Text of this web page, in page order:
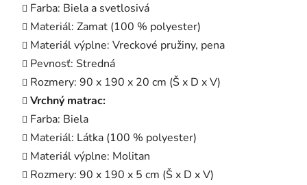
Farba: Biela a svetlosivá
Materiál: Zamat (100 % polyester)
Materiál výplne: Vreckové pružiny, pena
Pevnosť: Stredná
Rozmery: 90 x 190 x 20 cm (Š x D x V)
Vrchný matrac:
Farba: Biela
Materiál: Látka (100 % polyester)
Materiál výplne: Molitan
Rozmery: 90 x 190 x 5 cm (Š x D x V)